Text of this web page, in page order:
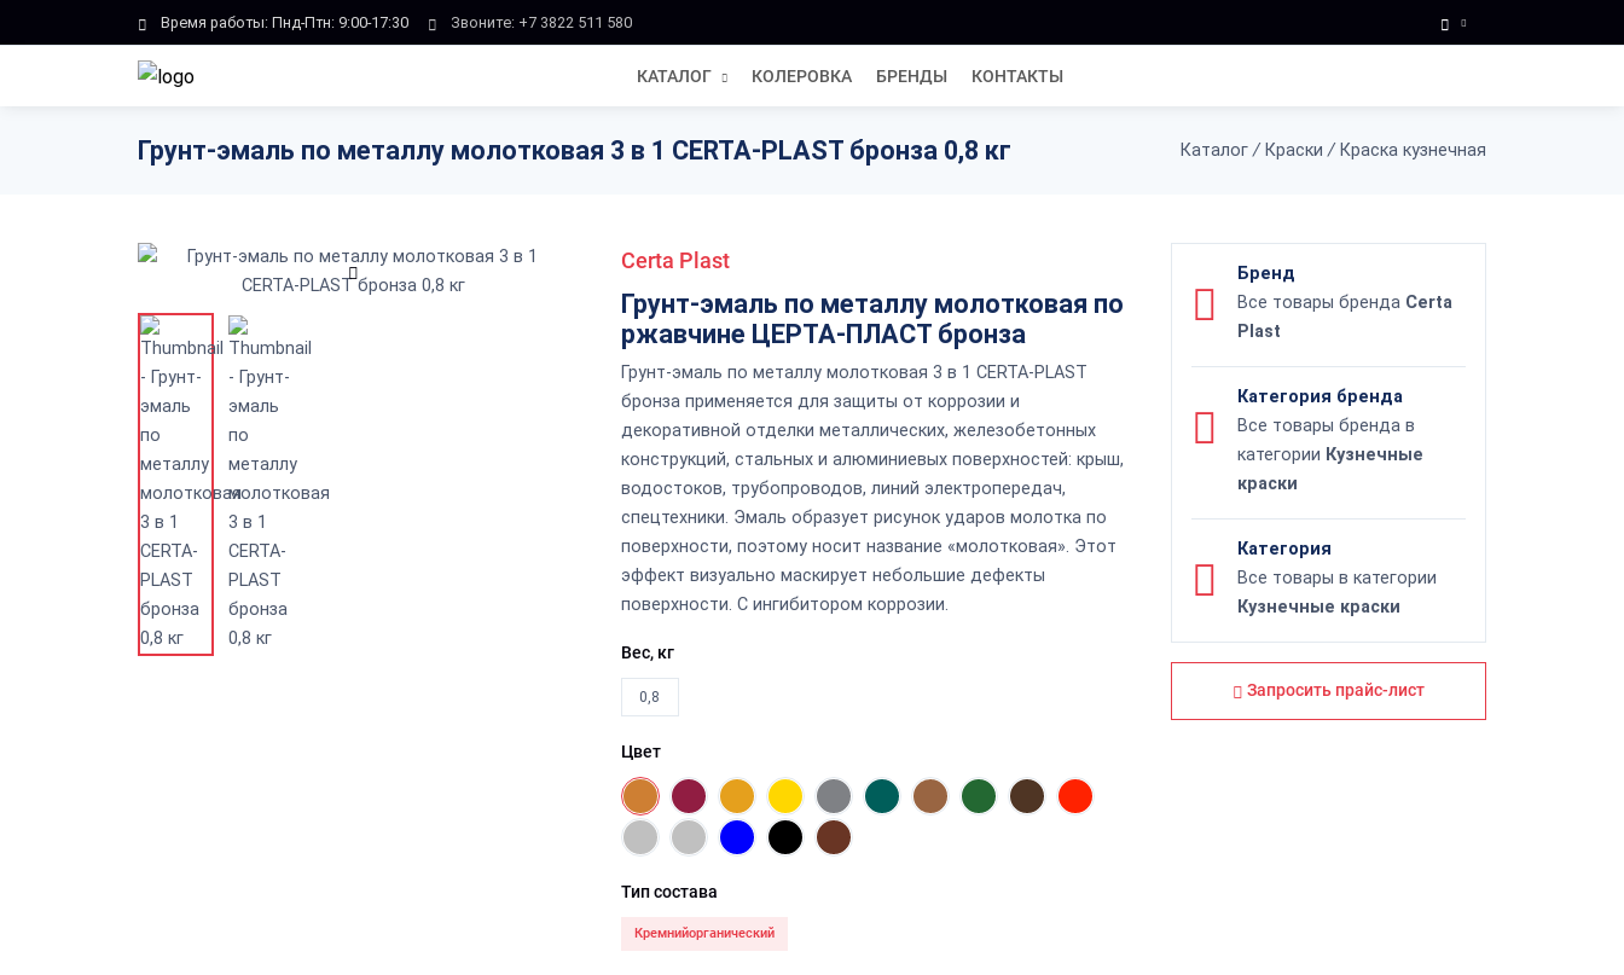
Skip to main contentВремя работы: Пнд-Птн: 9:00-17:30 Звоните: +7 3822 511 580
КАТАЛОГ КОЛЕРОВКА БРЕНДЫ КОНТАКТЫ
Грунт-эмаль по металлу молотковая 3 в 1 CERTA-PLAST бронза 0,8 кг Каталог / Краски / Краска кузнечная
Certa Plast
Грунт-эмаль по металлу молотковая по
ржавчине ЦЕРТА-ПЛАСТ бронза
Грунт-эмаль по металлу молотковая 3 в 1 CERTA-PLAST
бронза применяется для защиты от коррозии и
декоративной отделки металлических, железобетонных
конструкций, стальных и алюминиевых поверхностей: крыш,
водостоков, трубопроводов, линий электропередач,
спецтехники. Эмаль образует рисунок ударов молотка по
поверхности, поэтому носит название «молотковая». Этот
эффект визуально маскирует небольшие дефекты
поверхности. С ингибитором коррозии.
Вес, кг
0,8
Цвет
Тип состава
Кремнийорганический
Бренд
Все товары бренда Certa
Plast
Категория бренда
Все товары бренда в
категории Кузнечные
краски
Категория
Все товары в категории
Кузнечные краски
Запросить прайс-лист